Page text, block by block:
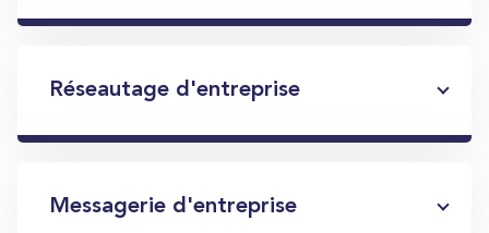
Réseautage d'entreprise
Messagerie d'entreprise